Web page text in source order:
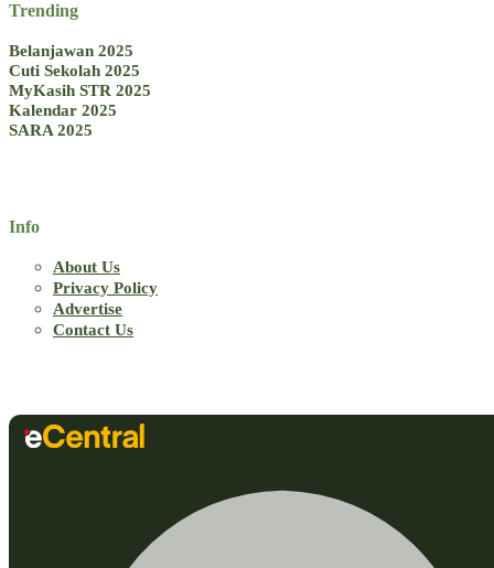
Trending
Belanjawan 2025
Cuti Sekolah 2025
MyKasih STR 2025
Kalendar 2025
SARA 2025
Info
About Us
Privacy Policy
Advertise
Contact Us